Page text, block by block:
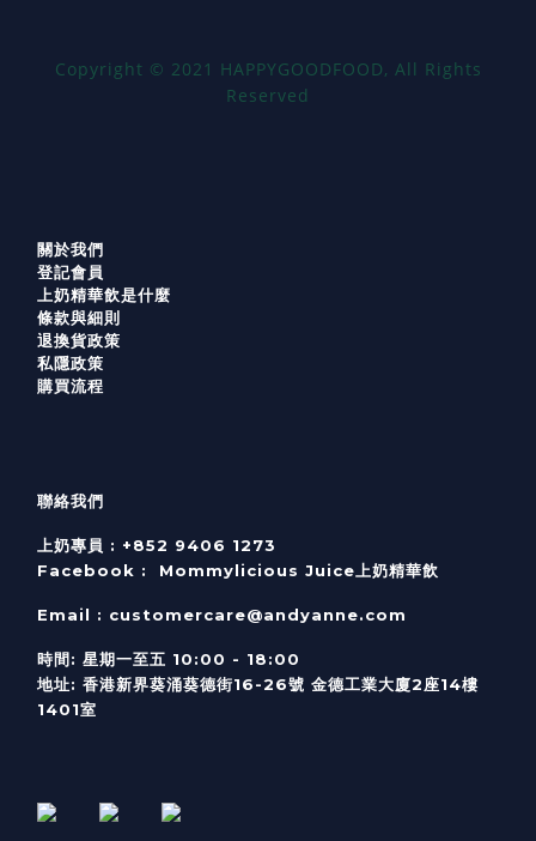
Copyright © 2021 HAPPYGOODFOOD, All Rights
Reserved
關於我們
登記會員
上奶精華飲是什麼
條款與細則
退換貨政策
私隱政策
購買流程
聯絡我們
上奶專員 : +852 9406 1273
Facebook :
Mommylicious Juice上奶精華飲
Email : customercare@andyanne.com
時間: 星期一至五 10:00 - 18:00
地址: 香港新界葵涌葵德街16-26號 金德工業大廈2座14樓
1401室